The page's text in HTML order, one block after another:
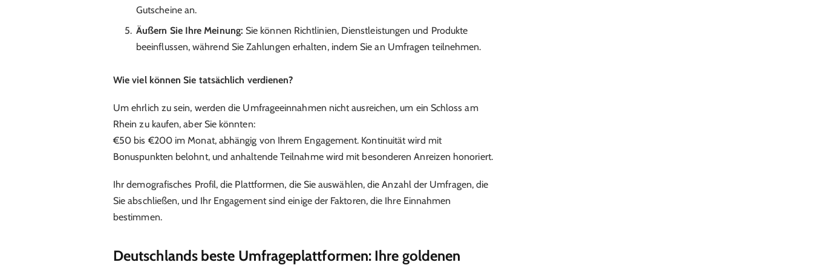
Gutscheine an.
Äußern Sie Ihre Meinung: Sie können Richtlinien, Dienstleistungen und Produkte
beeinflussen, während Sie Zahlungen erhalten, indem Sie an Umfragen teilnehmen.
Wie viel können Sie tatsächlich verdienen?
Um ehrlich zu sein, werden die Umfrageeinnahmen nicht ausreichen, um ein Schloss am
Rhein zu kaufen, aber Sie könnten:
€50 bis €200 im Monat, abhängig von Ihrem Engagement. Kontinuität wird mit
Bonuspunkten belohnt, und anhaltende Teilnahme wird mit besonderen Anreizen honoriert.
Ihr demografisches Profil, die Plattformen, die Sie auswählen, die Anzahl der Umfragen, die
Sie abschließen, und Ihr Engagement sind einige der Faktoren, die Ihre Einnahmen
bestimmen.
Deutschlands beste Umfrageplattformen: Ihre goldenen